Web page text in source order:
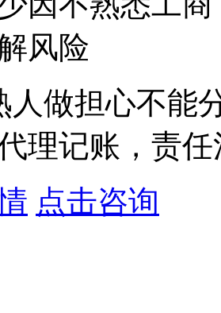
风险
人做担心不能
理记账，责
点击咨询